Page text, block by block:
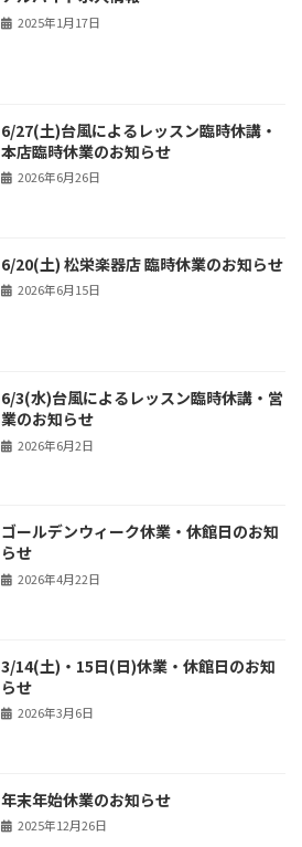
2025年1月17日
6/27(土)台風によるレッスン臨時休講・
本店臨時休業のお知らせ
2026年6月26日
6/20(土) 松栄楽器店 臨時休業のお知らせ
2026年6月15日
6/3(水)台風によるレッスン臨時休講・営
業のお知らせ
2026年6月2日
ゴールデンウィーク休業・休館日のお知
らせ
2026年4月22日
3/14(土)・15日(日)休業・休館日のお知
らせ
2026年3月6日
年末年始休業のお知らせ
2025年12月26日